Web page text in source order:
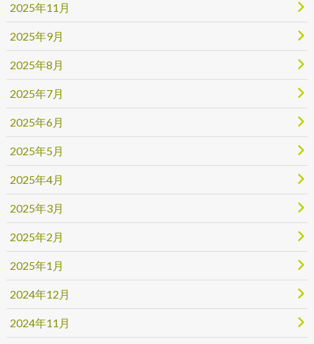
2025年11月
2025年9月
2025年8月
2025年7月
2025年6月
2025年5月
2025年4月
2025年3月
2025年2月
2025年1月
2024年12月
2024年11月